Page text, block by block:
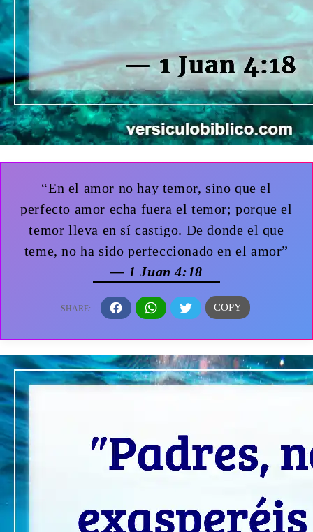
“En el amor no hay temor, sino que el
perfecto amor echa fuera el temor; porque el
temor lleva en sí castigo. De donde el que
teme, no ha sido perfeccionado en el amor”
— 1 Juan 4:18